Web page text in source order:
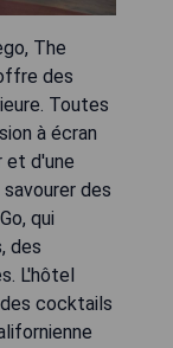
The
des
Toutes
à écran
et d'une
des
qui
des
L'hôtel
cocktails